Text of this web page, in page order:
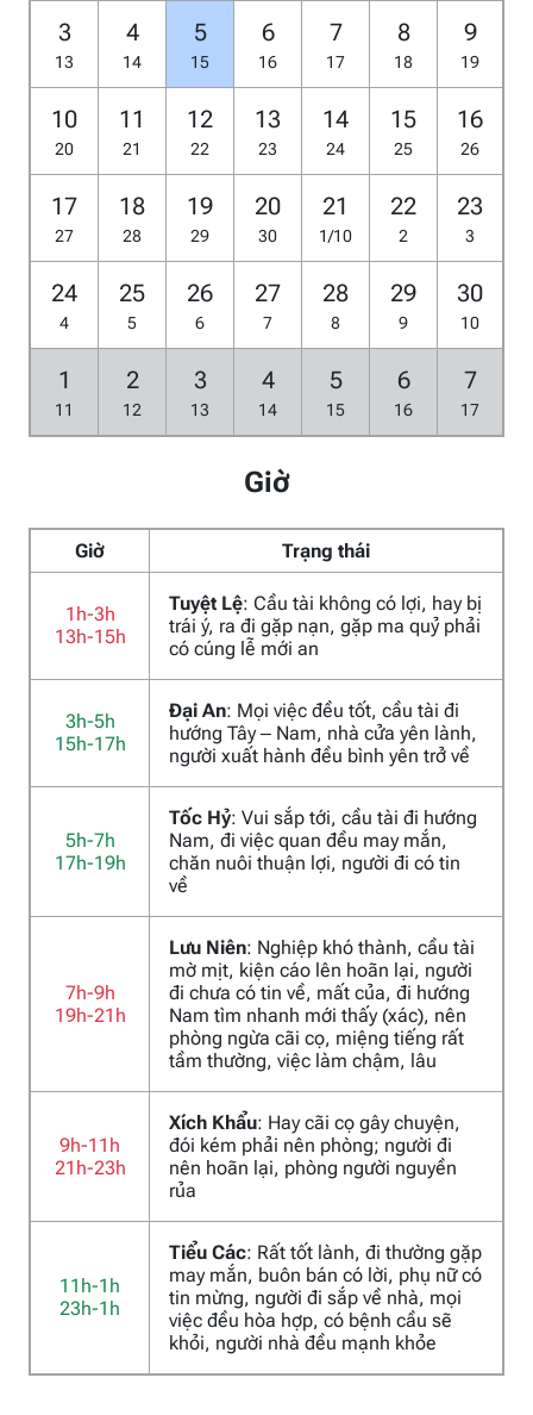
3
13
4
14
5
15
6
16
7
17
8
18
9
19
10
20
11
21
12
22
13
23
14
24
15
25
16
26
17
27
18
28
19
29
20
30
21
1/10
22
2
23
3
24
4
25
5
26
6
27
7
28
8
29
9
30
10
1
11
2
12
3
13
4
14
5
15
6
16
7
17
Giờ
Giờ Trạng thái
1h-3h
13h-15h
Tuyệt Lệ: Cầu tài không có lợi, hay bị
trái ý, ra đi gặp nạn, gặp ma quỷ phải
có cúng lễ mới an
3h-5h
15h-17h
Đại An: Mọi việc đều tốt, cầu tài đi
hướng Tây – Nam, nhà cửa yên lành,
người xuất hành đều bình yên trở về
5h-7h
17h-19h
Tốc Hỷ: Vui sắp tới, cầu tài đi hướng
Nam, đi việc quan đều may mắn,
chăn nuôi thuận lợi, người đi có tin
về
7h-9h
19h-21h
Lưu Niên: Nghiệp khó thành, cầu tài
mờ mịt, kiện cáo lên hoãn lại, người
đi chưa có tin về, mất của, đi hướng
Nam tìm nhanh mới thấy (xác), nên
phòng ngừa cãi cọ, miệng tiếng rất
tầm thường, việc làm chậm, lâu
9h-11h
21h-23h
Xích Khẩu: Hay cãi cọ gây chuyện,
đói kém phải nên phòng; người đi
nên hoãn lại, phòng người nguyền
rủa
11h-1h
23h-1h
Tiểu Các: Rất tốt lành, đi thường gặp
may mắn, buôn bán có lời, phụ nữ có
tin mừng, người đi sắp về nhà, mọi
việc đều hòa hợp, có bệnh cầu sẽ
khỏi, người nhà đều mạnh khỏe